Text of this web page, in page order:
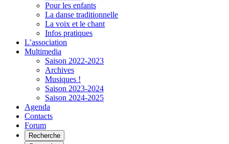
Pour les enfants
La danse traditionnelle
La voix et le chant
Infos pratiques
L’association
Multimedia
Saison 2022-2023
Archives
Musiques !
Saison 2023-2024
Saison 2024-2025
Agenda
Contacts
Forum
Recherche